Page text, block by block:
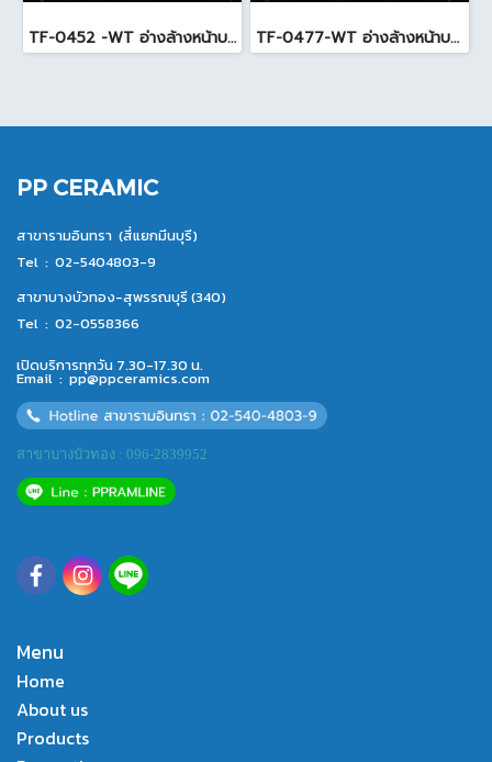
TF-0452 -WT อ่างล้างหน้าบนเคาน์เตอร์ สีขาว TF-0477-WT อ่างล้างหน้าบนเคาน์เตอร์ สีขาว
PP CERAMIC
สาขารามอินทรา (สี่แยกมีนบุรี)
Tel : 02-5404803-9
สาขาบางบัวทอง-สุพรรณบุรี (340)
Tel : 02-0558366
เปิดบริการทุกวัน 7.30-17.30 น.
Email : pp@ppceramics.com
สาขาบางบัวทอง : 096-2839952
Menu
Home
About us
Products